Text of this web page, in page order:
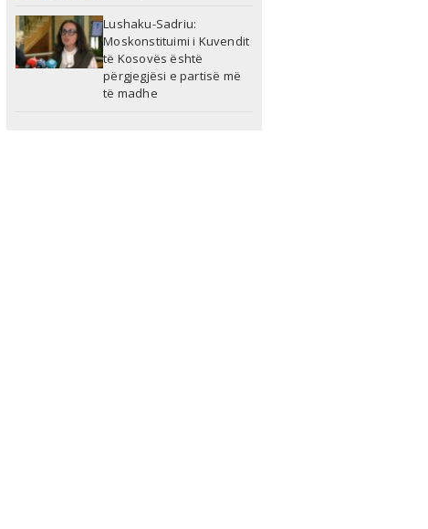
Lushaku-Sadriu:
Moskonstituimi i Kuvendit
të Kosovës është
përgjegjësi e partisë më
të madhe